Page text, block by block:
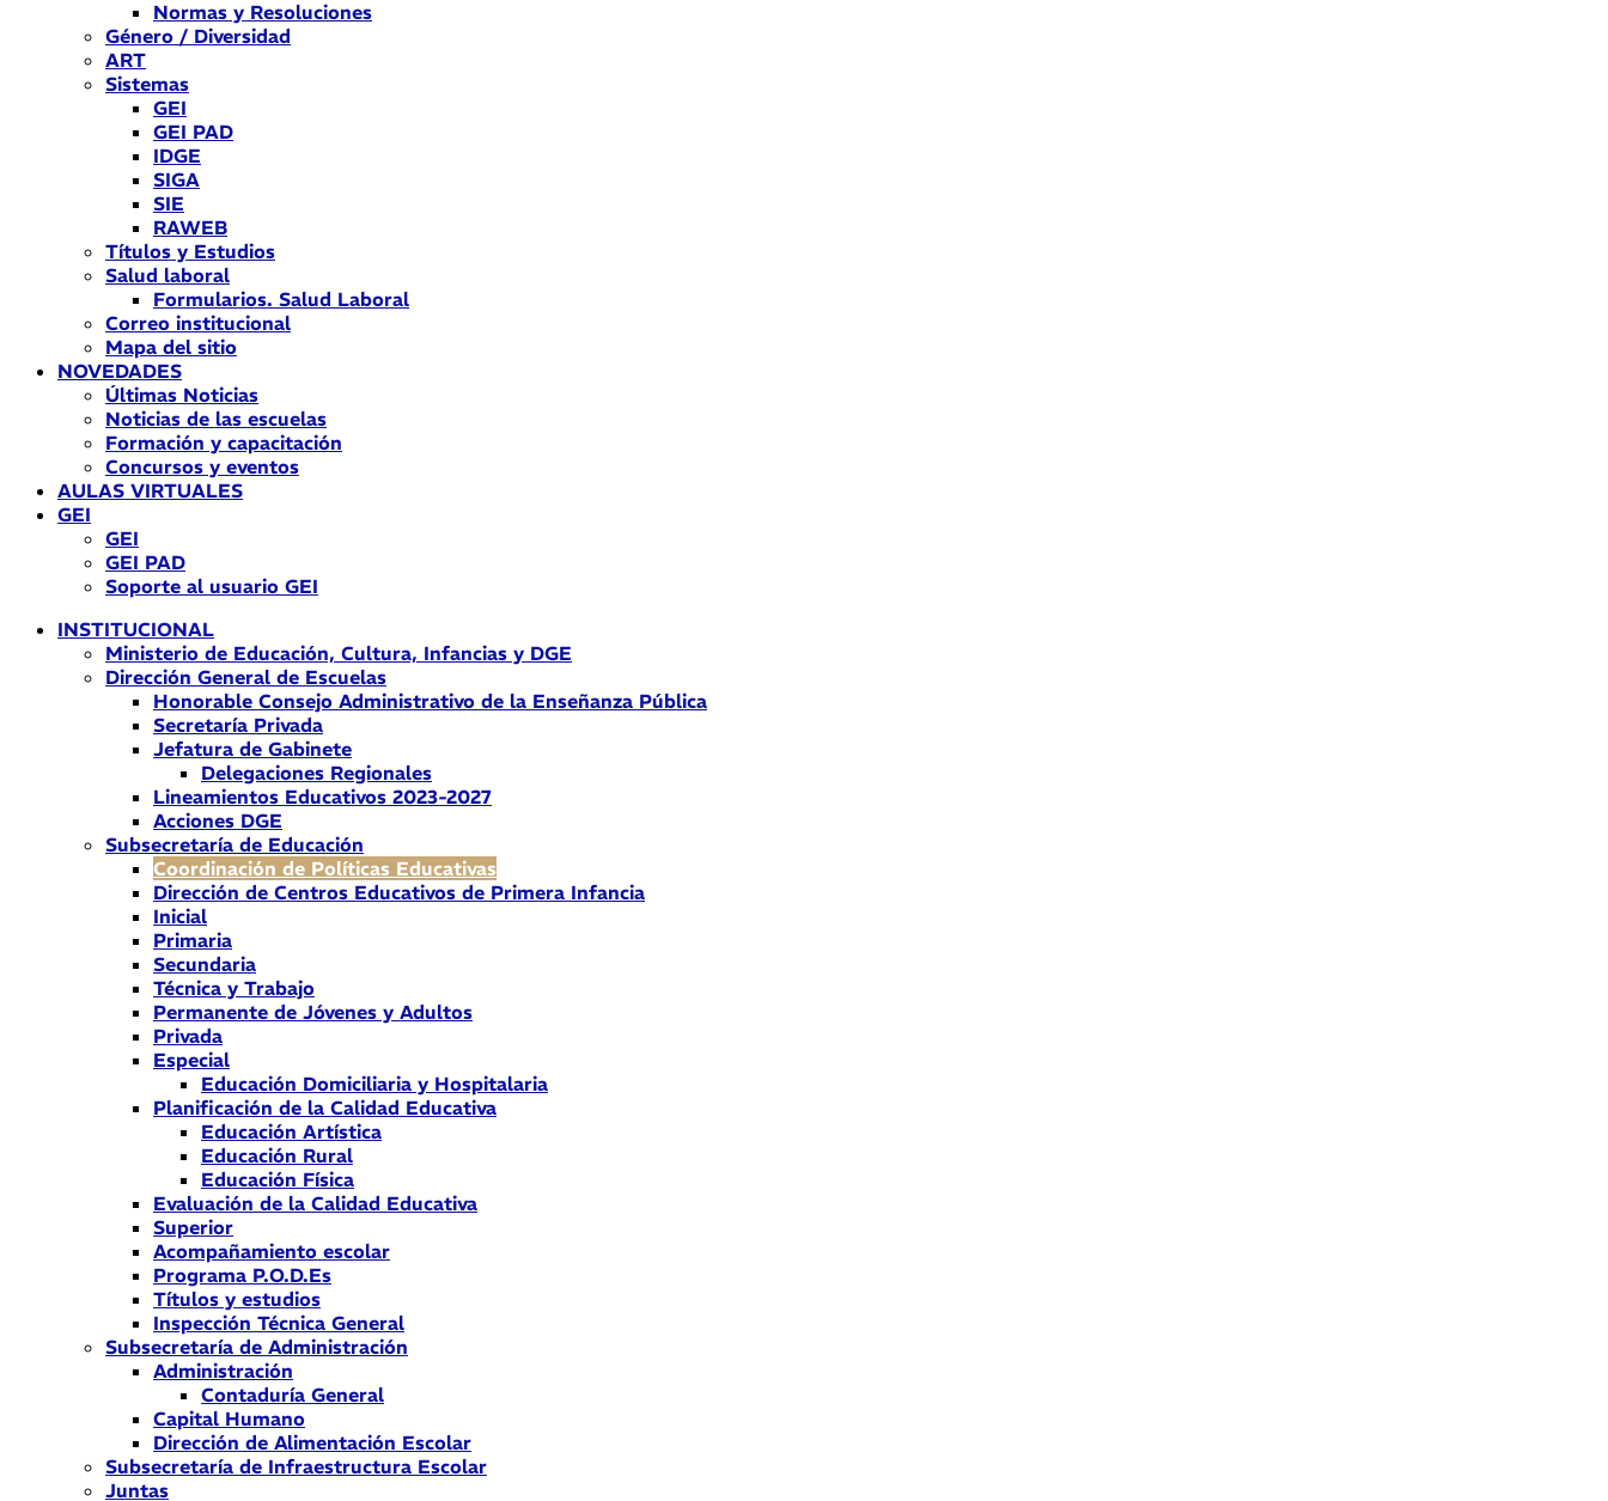
Normas y Resoluciones
Género / Diversidad
ART
Sistemas
GEI
GEI PAD
IDGE
SIGA
SIE
RAWEB
Títulos y Estudios
Salud laboral
Formularios. Salud Laboral
Correo institucional
Mapa del sitio
NOVEDADES
Últimas Noticias
Noticias de las escuelas
Formación y capacitación
Concursos y eventos
AULAS VIRTUALES
GEI
GEI
GEI PAD
Soporte al usuario GEI
INSTITUCIONAL
Ministerio de Educación, Cultura, Infancias y DGE
Dirección General de Escuelas
Honorable Consejo Administrativo de la Enseñanza Pública
Secretaría Privada
Jefatura de Gabinete
Delegaciones Regionales
Lineamientos Educativos 2023-2027
Acciones DGE
Subsecretaría de Educación
Coordinación de Políticas Educativas
Dirección de Centros Educativos de Primera Infancia
Inicial
Primaria
Secundaria
Técnica y Trabajo
Permanente de Jóvenes y Adultos
Privada
Especial
Educación Domiciliaria y Hospitalaria
Planificación de la Calidad Educativa
Educación Artística
Educación Rural
Educación Física
Evaluación de la Calidad Educativa
Superior
Acompañamiento escolar
Programa P.O.D.Es
Títulos y estudios
Inspección Técnica General
Subsecretaría de Administración
Administración
Contaduría General
Capital Humano
Dirección de Alimentación Escolar
Subsecretaría de Infraestructura Escolar
Juntas